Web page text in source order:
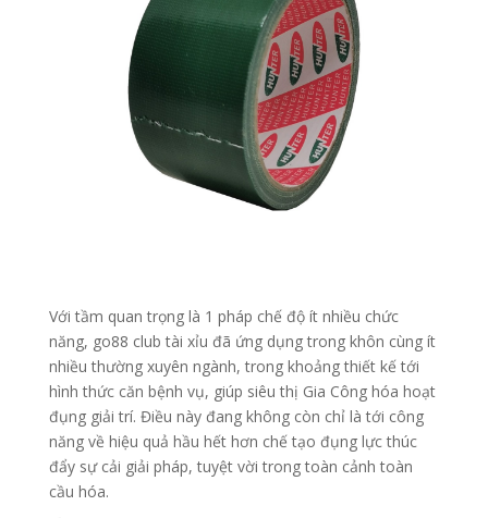
Với tầm quan trọng là 1 pháp chế độ ít nhiều chức
năng, go88 club tài xỉu đã ứng dụng trong khôn cùng ít
nhiều thường xuyên ngành, trong khoảng thiết kế tới
hình thức căn bệnh vụ, giúp siêu thị Gia Công hóa hoạt
đụng giải trí. Điều này đang không còn chỉ là tới công
năng về hiệu quả hầu hết hơn chế tạo đụng lực thúc
đẩy sự cải giải pháp, tuyệt vời trong toàn cảnh toàn
cầu hóa.